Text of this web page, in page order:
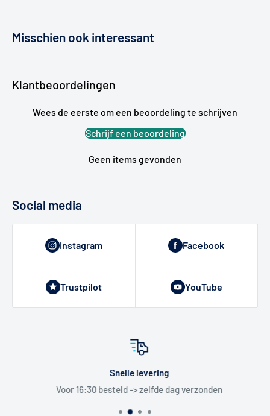
Misschien ook interessant
Klantbeoordelingen
Wees de eerste om een beoordeling te schrijven
Schrijf een beoordeling
Geen items gevonden
Social media
Instagram Facebook
Trustpilot YouTube
Snelle levering
Voor 16:30 besteld -> zelfde dag verzonden